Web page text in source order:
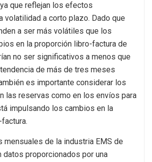
que reflejan los efectos
volatilidad a corto plazo. Dado que
a ser más volátiles que los
en la proporción libro-factura de
no ser significativos a menos que
de más de tres meses
es importante considerar los
las reservas como en los envíos para
impulsando los cambios en la
mensuales de la industria EMS de
datos proporcionados por una